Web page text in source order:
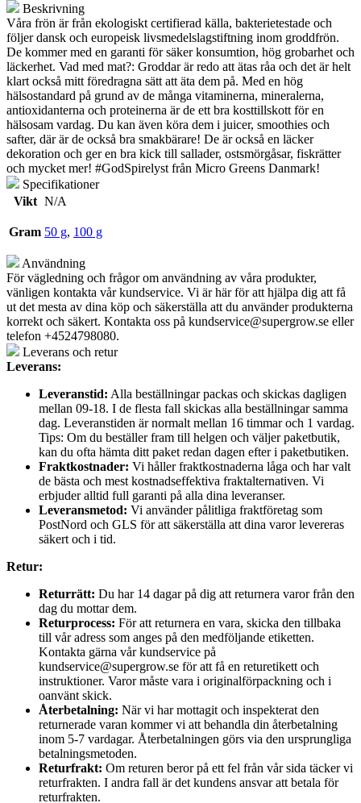
Beskrivning
Våra frön är från ekologiskt certifierad källa, bakterietestade och
följer dansk och europeisk livsmedelslagstiftning inom groddfrön.
De kommer med en garanti för säker konsumtion, hög grobarhet och
läckerhet. Vad med mat?: Groddar är redo att ätas råa och det är helt
klart också mitt föredragna sätt att äta dem på. Med en hög
hälsostandard på grund av de många vitaminerna, mineralerna,
antioxidanterna och proteinerna är de ett bra kosttillskott för en
hälsosam vardag. Du kan även köra dem i juicer, smoothies och
safter, där är de också bra smakbärare! De är också en läcker
dekoration och ger en bra kick till sallader, ostsmörgåsar, fiskrätter
och mycket mer! #GodSpirelyst från Micro Greens Danmark!
Specifikationer
Vikt N/A
Gram 50 g, 100 g
Användning
För vägledning och frågor om användning av våra produkter,
vänligen kontakta vår kundservice. Vi är här för att hjälpa dig att få
ut det mesta av dina köp och säkerställa att du använder produkterna
korrekt och säkert. Kontakta oss på kundservice@supergrow.se eller
telefon +4524798080.
Leverans och retur
Leverans:
Leveranstid: Alla beställningar packas och skickas dagligen
mellan 09-18. I de flesta fall skickas alla beställningar samma
dag. Leveranstiden är normalt mellan 16 timmar och 1 vardag.
Tips: Om du beställer fram till helgen och väljer paketbutik,
kan du ofta hämta ditt paket redan dagen efter i paketbutiken.
Fraktkostnader: Vi håller fraktkostnaderna låga och har valt
de bästa och mest kostnadseffektiva fraktalternativen. Vi
erbjuder alltid full garanti på alla dina leveranser.
Leveransmetod: Vi använder pålitliga fraktföretag som
PostNord och GLS för att säkerställa att dina varor levereras
säkert och i tid.
Retur:
Returrätt: Du har 14 dagar på dig att returnera varor från den
dag du mottar dem.
Returprocess: För att returnera en vara, skicka den tillbaka
till vår adress som anges på den medföljande etiketten.
Kontakta gärna vår kundservice på
kundservice@supergrow.se för att få en returetikett och
instruktioner. Varor måste vara i originalförpackning och i
oanvänt skick.
Återbetalning: När vi har mottagit och inspekterat den
returnerade varan kommer vi att behandla din återbetalning
inom 5-7 vardagar. Återbetalningen görs via den ursprungliga
betalningsmetoden.
Returfrakt: Om returen beror på ett fel från vår sida täcker vi
returfrakten. I andra fall är det kundens ansvar att betala för
returfrakten.